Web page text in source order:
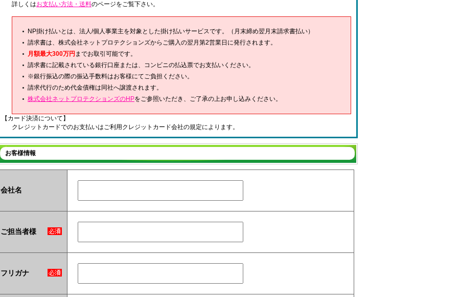
詳しくはお支払い方法・送料のページをご覧下さい。
NP掛け払いとは、法人/個人事業主を対象とした掛け払いサービスです。（月末締め翌月末請求書払い）
請求書は、株式会社ネットプロテクションズからご購入の翌月第2営業日に発行されます。
月額最大300万円 までお取引可能です。
請求書に記載されている銀行口座または、コンビニの払込票でお支払いください。
※銀行振込の際の振込手数料はお客様にてご負担ください。
請求代行のため代金債権は同社へ譲渡されます。
株式会社ネットプロテクションズのHPをご参照いただき、ご了承の上お申し込みください。
【カード決済について】
クレジットカードでのお支払いはご利用クレジットカード会社の規定によります。
お客様情報
会社名
ご担当者様
フリガナ